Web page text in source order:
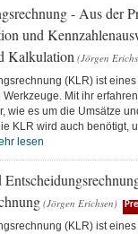
- Aus der
und
Kalkulation (Jörgen
(KLR) ist
Mit ihr
wie es um die Umsätze
KLR wird auch benötigt,
lesen
(Jörgen Erichsen)
(KLR) ist